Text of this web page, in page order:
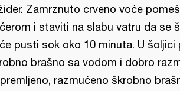
Zamrznuto crveno voće
i staviti na slabu vatru da se
pusti sok oko 10 minuta. U šoljici
brašno sa vodom i dobro
razmućeno škrobno